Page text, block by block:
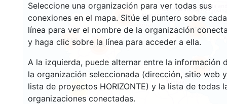
Seleccione una organización para ver todas sus
conexiones en el mapa. Sitúe el puntero sobre cada
línea para ver el nombre de la organización
y haga clic sobre la línea para acceder a ella.
A la izquierda, puede alternar entre la información
la organización seleccionada (dirección, sitio web y
lista de proyectos HORIZONTE) y la lista de todas
organizaciones conectadas.
56
1553
309
1727
4164
3069